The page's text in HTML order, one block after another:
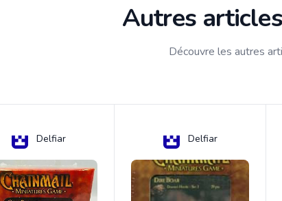
Autres
Découvre les autres
Delfiar Delfiar